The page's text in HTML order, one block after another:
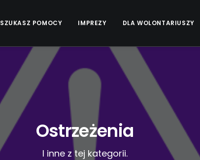
SZUKASZ POMOCY IMPREZY DLA WOLONTARIUSZY
Ostrzeżenia
I inne z tej kategorii.